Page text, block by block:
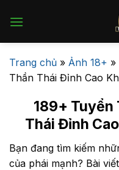
qua
Trang chủ » Ảnh 18+ »
Thần Thái Đỉnh Cao
189+ Tuyển
Thái Đỉnh
Bạn đang tìm kiếm
của phái mạnh? Bài